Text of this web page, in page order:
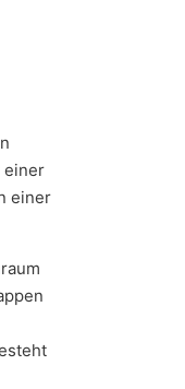
einer
einer